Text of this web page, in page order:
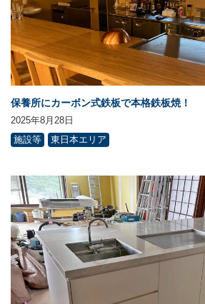
保養所にカーボン式鉄板で本格鉄板焼！
2025年8月28日
施設等
東日本エリア